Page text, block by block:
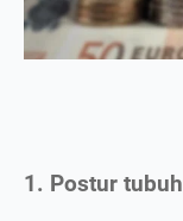
1. Postur